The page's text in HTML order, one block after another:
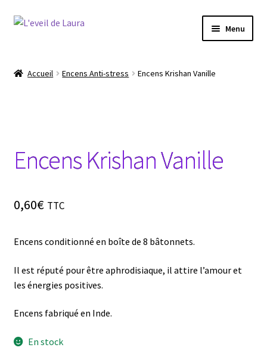
Aller
navigation
Aller
Menu
Le Reiki
Le Yoga
Accueil Encens Anti-stress Encens Krishan Vanille
Encens Krishan Vanille
0,60€ TTC
Encens conditionné en boîte de 8 bâtonnets.
Il est réputé pour être aphrodisiaque, il attire l’amour et
les énergies positives.
Encens fabriqué en Inde.
En stock